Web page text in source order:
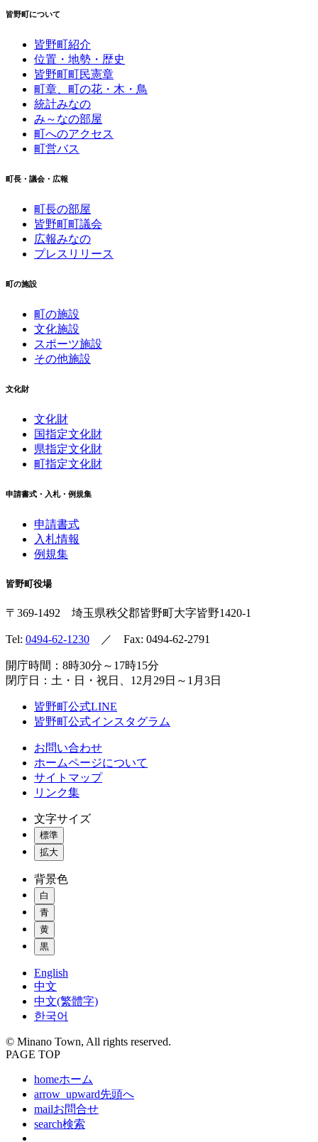
皆野町について
皆野町紹介
位置・地勢・歴史
皆野町町民憲章
町章、町の花・木・鳥
統計みなの
み～なの部屋
町へのアクセス
町営バス
町長・議会・広報
町長の部屋
皆野町町議会
広報みなの
プレスリリース
町の施設
町の施設
文化施設
スポーツ施設
その他施設
文化財
文化財
国指定文化財
県指定文化財
町指定文化財
申請書式・入札・例規集
申請書式
入札情報
例規集
皆野町役場
〒369-1492 埼玉県秩父郡皆野町 大字皆野1420-1
Tel: 0494-62-1230 ／ Fax: 0494-62-2791
開庁時間：8時30分～17時15分
閉庁日：土・日・祝日、12月29日～1月3日
皆野町公式LINE
皆野町公式インスタグラム
お問い合わせ
ホームページについて
サイトマップ
リンク集
文字サイズ
標準
拡大
背景色
白
青
黄
黒
English
中文
中文(繁體字)
한국어
© Minano Town, All rights reserved.
PAGE TOP
homeホーム
arrow_upward先頭へ
mailお問合せ
search検索